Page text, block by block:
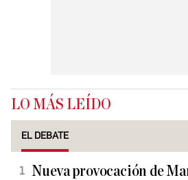
LO MÁS LEÍDO
EL DEBATE
Nueva provocación de